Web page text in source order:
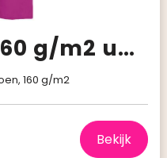
Vademecum 160 g/m2 uniseks servicebroek
160 g/m2
Bekijk